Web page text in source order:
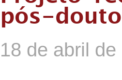
pós-
18 de abril de